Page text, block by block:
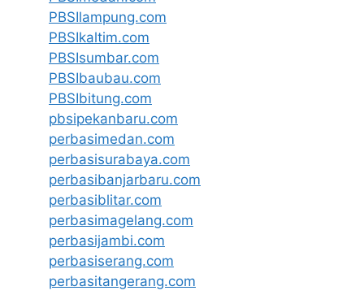
PBSIlampung.com
PBSIkaltim.com
PBSIsumbar.com
PBSIbaubau.com
PBSIbitung.com
pbsipekanbaru.com
perbasimedan.com
perbasisurabaya.com
perbasibanjarbaru.com
perbasiblitar.com
perbasimagelang.com
perbasijambi.com
perbasiserang.com
perbasitangerang.com